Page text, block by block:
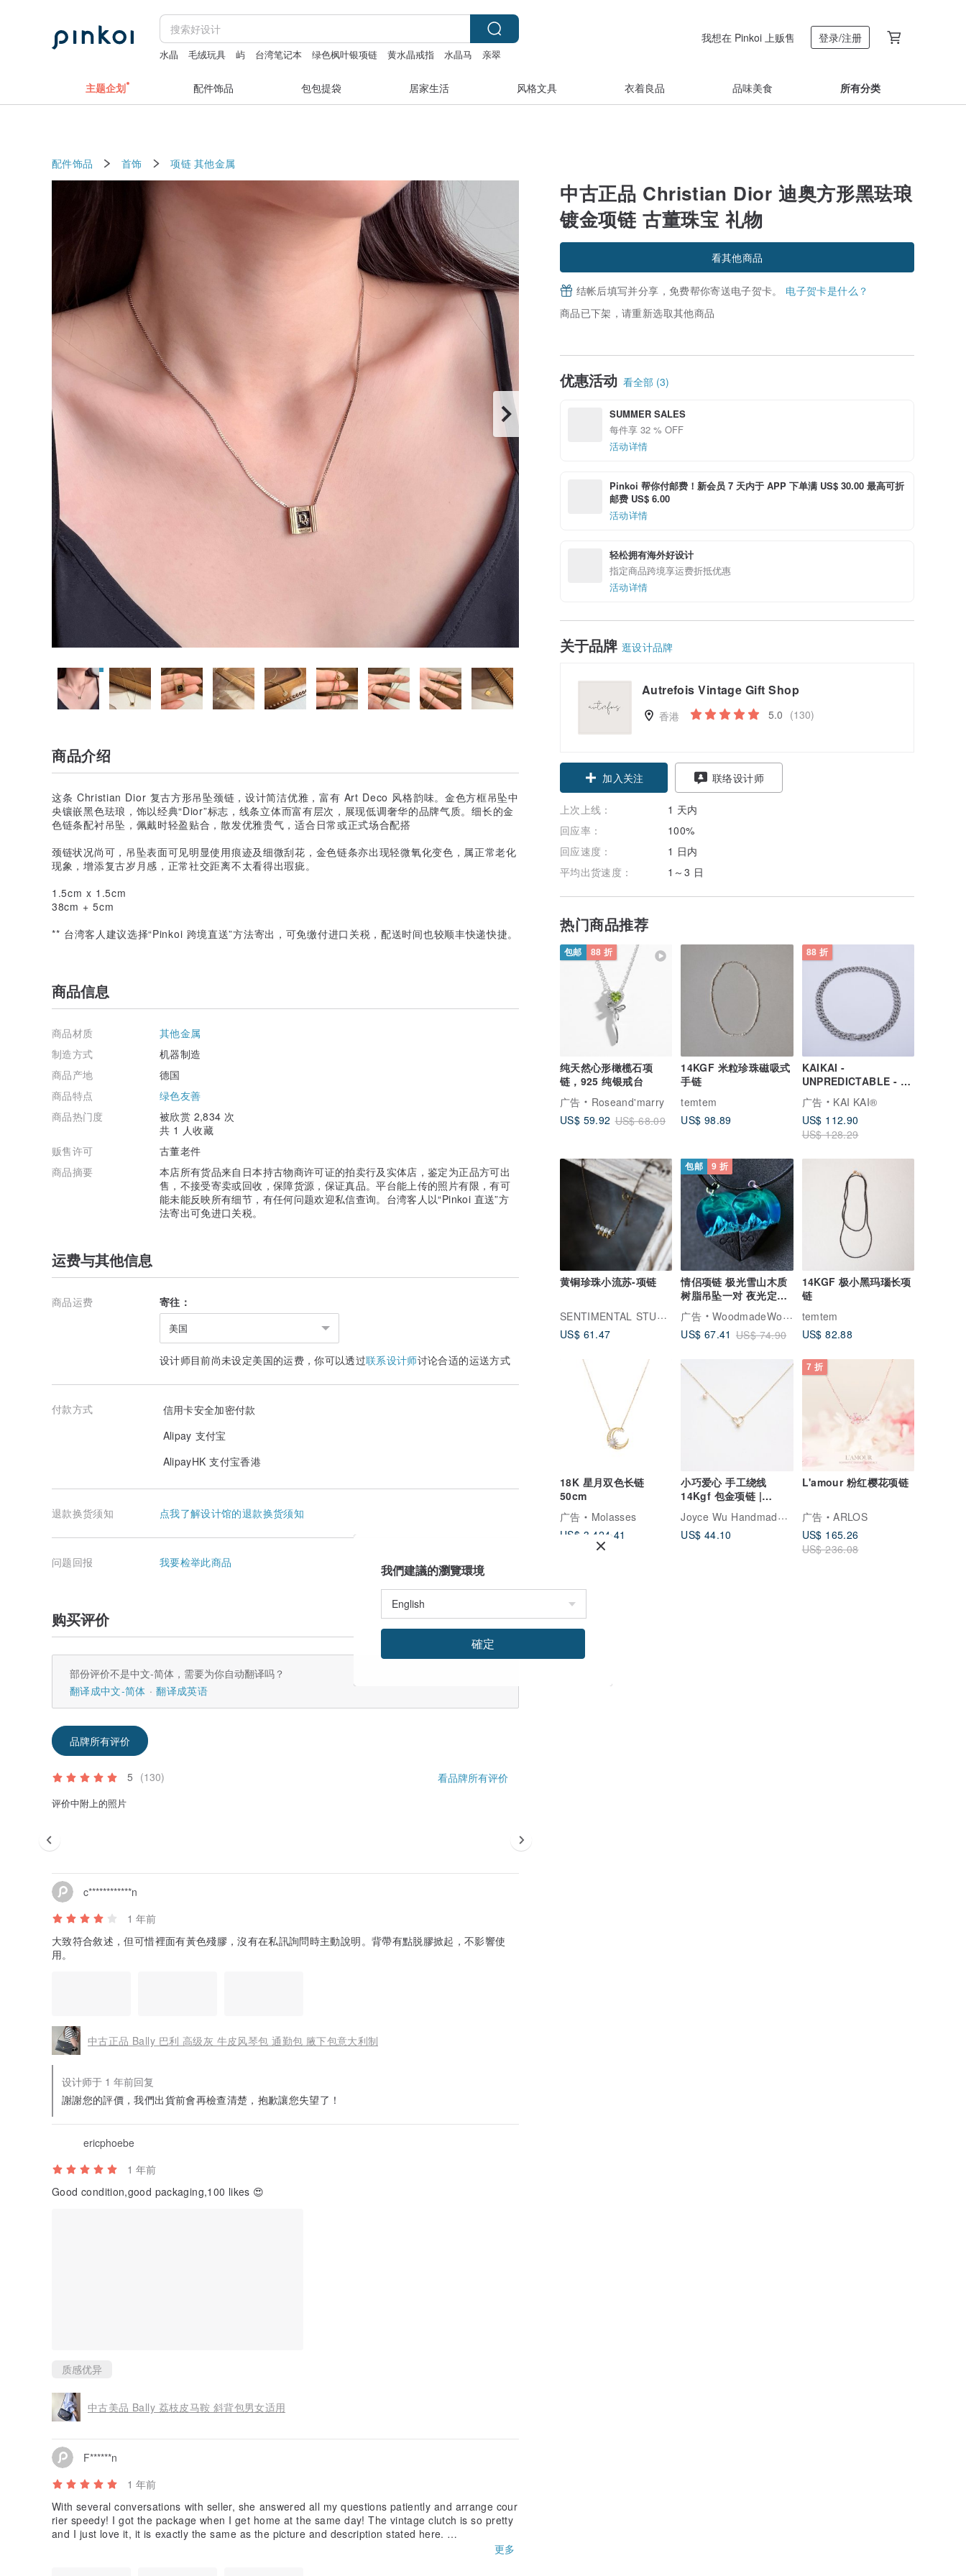
水晶 毛绒玩具 屿 台湾笔记本 绿色枫叶银项链 黄水晶戒指 水晶马 亲翠
我想在 Pinkoi 上贩售 登录/注册
主题企划 配件饰品 包包提袋 居家生活 风格文具 衣着良品 品味美食 所有分类
配件饰品 首饰 项链 其他金属
中古正品 Christian Dior 迪奥方形黑珐琅
镀金项链 古董珠宝 礼物
看其他商品
结帐后填写并分享，免费帮你寄送电子贺卡。 电子贺卡是什么？
商品已下架，请重新选取其他商品
优惠活动 看全部 (3)
SUMMER SALES
每件享 32 % OFF
活动详情
Pinkoi 帮你付邮费！新会员 7 天内于 APP 下单满 US$ 30.00 最高可折
邮费 US$ 6.00
活动详情
轻松拥有海外好设计
指定商品跨境享运费折抵优惠
活动详情
关于品牌 逛设计品牌
Autrefois Vintage Gift Shop
香港 5.0 (130)
领优惠券
加入关注
联络设计师
上次上线：
1 天内
回应率：
100%
回应速度：
1 日内
平均出货速度：
1～3 日
热门商品推荐
包邮 88 折
纯天然心形橄榄石项
链，925 纯银戒台
广告
Roseand'marry
US$ 59.92 US$ 68.09
14KGF 米粒珍珠磁吸式
手链
temtem
US$ 98.89
88 折
KAIKAI -
UNPREDICTABLE - 繁
星坠水钻古巴项链
广告
KAI KAI®
US$ 112.90
US$ 128.29
黄铜珍珠小流苏-项链
SENTIMENTAL STUDIO 善感工室
US$ 61.47
包邮 9 折
情侣项链 极光雪山木质
树脂吊坠一对 夜光定制
刻字
广告
WoodmadeWonderwood
US$ 67.41 US$ 74.90
14KGF 极小黑玛瑙长项
链
temtem
US$ 82.88
18K 星月双色长链
50cm
广告
Molasses
US$ 3,424.41
小巧爱心 手工绕线
14Kgf 包金项链 |
Akoya 小珍珠坠 定制化
礼物
Joyce Wu Handmade Jewelry
US$ 44.10
7 折
L'amour 粉红樱花项链
广告
ARLOS
US$ 165.26
US$ 236.08
商品介绍
这条 Christian Dior 复古方形吊坠颈链，设计简洁优雅，富有 Art Deco 风格韵味。金色方框吊坠中
央镶嵌黑色珐琅，饰以经典“Dior”标志，线条立体而富有层次，展现低调奢华的品牌气质。细长的金
色链条配衬吊坠，佩戴时轻盈贴合，散发优雅贵气，适合日常或正式场合配搭
颈链状况尚可，吊坠表面可见明显使用痕迹及细微刮花，金色链条亦出现轻微氧化变色，属正常老化
现象，增添复古岁月感，正常社交距离不太看得出瑕疵。
1.5cm x 1.5cm
38cm + 5cm
** 台湾客人建议选择“Pinkoi 跨境直送”方法寄出，可免缴付进口关税，配送时间也较顺丰快递快捷。
商品信息
商品材质
其他金属
制造方式
机器制造
商品产地
德国
商品特点
绿色友善
商品热门度
被欣赏 2,834 次
共 1 人收藏
贩售许可
古董老件
商品摘要
本店所有货品来自日本持古物商许可证的拍卖行及实体店，鉴定为正品方可出
售，不接受寄卖或回收，保障货源，保证真品。平台能上传的照片有限，有可
能未能反映所有细节，有任何问题欢迎私信查询。台湾客人以“Pinkoi 直送”方
法寄出可免进口关税。
运费与其他信息
商品运费 寄往：
美国
设计师目前尚未设定美国的运费，你可以透过联系设计师讨论合适的运送方式
付款方式
信用卡安全加密付款
Alipay 支付宝
AlipayHK 支付宝香港
退款换货须知 点我了解设计馆的退款换货须知
问题回报 我要检举此商品
购买评价
部份评价不是中文-简体，需要为你自动翻译吗？
翻译成中文-简体
翻译成英语
品牌所有评价
5 (130) 看品牌所有评价
评价中附上的照片
c************n
1 年前
大致符合敘述，但可惜裡面有黃色殘膠，沒有在私訊詢問時主動說明。背帶有點脱膠掀起，不影響使
用。
中古正品 Bally 巴利 高级灰 牛皮风琴包 通勤包 腋下包意大利制
设计师于 1 年前回复
謝謝您的評價，我們出貨前會再檢查清楚，抱歉讓您失望了！
ericphoebe
1 年前
Good condition,good packaging,100 likes 😍
质感优异
中古美品 Bally 荔枝皮马鞍 斜背包男女适用
F******n
1 年前
With several conversations with seller, she answered all my questions patiently and arrange cour
rier speedy! I got the package when I get home at the same day! The vintage clutch is so pretty
and I just love it, it is exactly the same as the picture and description stated here.
更多
我們建議的瀏覽環境
確定